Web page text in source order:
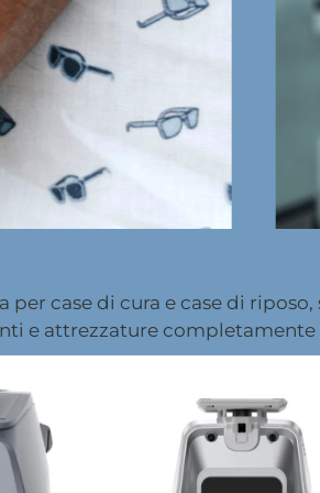
per case di cura e case di
e attrezzature